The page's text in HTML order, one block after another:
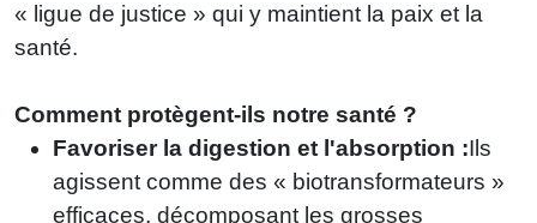
« ligue de justice » qui y maintient la paix et la
santé.
Comment protègent-ils notre santé ?
Favoriser la digestion et l'absorption :Ils
agissent comme des « biotransformateurs »
efficaces, décomposant les grosses